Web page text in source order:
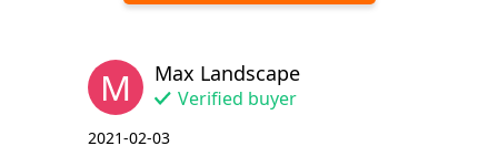
M Max Landscape
Verified buyer
2021-02-03